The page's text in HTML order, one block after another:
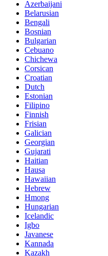
Azerbaijani
Belarusian
Bengali
Bosnian
Bulgarian
Cebuano
Chichewa
Corsican
Croatian
Dutch
Estonian
Filipino
Finnish
Frisian
Galician
Georgian
Gujarati
Haitian
Hausa
Hawaiian
Hebrew
Hmong
Hungarian
Icelandic
Igbo
Javanese
Kannada
Kazakh